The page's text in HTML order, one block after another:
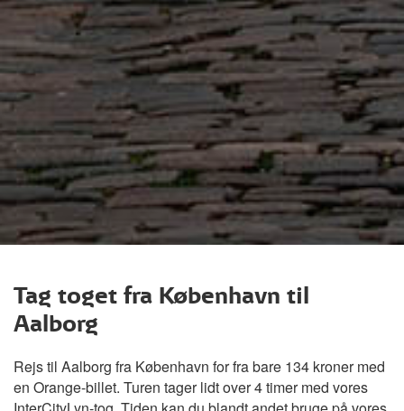
Tag toget fra København til
Aalborg
Rejs til Aalborg fra København for fra bare 134 kroner med
en Orange-billet. Turen tager lidt over 4 timer med vores